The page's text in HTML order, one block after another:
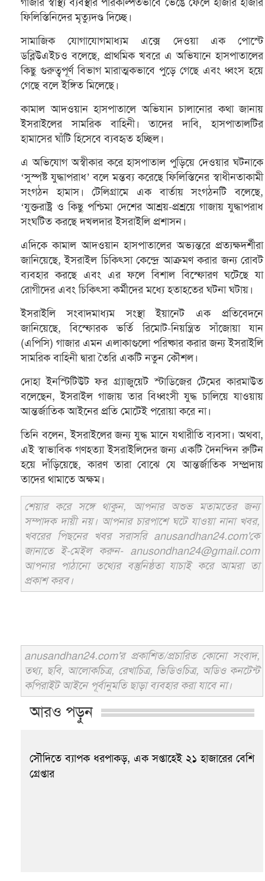
ফিলিস্তিনিদের মৃত্যুদণ্ড দিচ্ছে।
সামাজিক যোগাযোগমাধ্যম এক্সে দেওয়া এক পোস্টে
ডব্লিউএইচও বলেছে, প্রাথমিক খবরে এ অভিযানে হাসপাতালের
কিছু গুরুত্বপূর্ণ বিভাগ মারাত্মকভাবে পুড়ে গেছে এবং ধ্বংস হয়ে
গেছে বলে ইঙ্গিত মিলেছে।
কামাল আদওয়ান হাসপাতালে অভিযান চালানোর কথা জানায়
ইসরাইলের সামরিক বাহিনী। তাদের দাবি, হাসপাতালটির
হামাসের ঘাঁটি হিসেবে ব্যবহৃত হচ্ছিল।
এ অভিযোগ অস্বীকার করে হাসপাতাল পুড়িয়ে দেওয়ার ঘটনাকে
‘সুস্পষ্ট যুদ্ধাপরাধ’ বলে মন্তব্য করেছে ফিলিস্তিনের স্বাধীনতাকামী
সংগঠন হামাস। টেলিগ্রামে এক বার্তায় সংগঠনটি বলেছে,
‘যুক্তরাষ্ট্র ও কিছু পশ্চিমা দেশের আশ্রয়-প্রশ্রয়ে গাজায় যুদ্ধাপরাধ
সংঘটিত করছে দখলদার ইসরাইলি প্রশাসন।
এদিকে কামাল আদওয়ান হাসপাতালের অভ্যন্তরে প্রত্যক্ষদর্শীরা
জানিয়েছে, ইসরাইল চিকিৎসা কেন্দ্রে আক্রমণ করার জন্য রোবট
ব্যবহার করছে এবং এর ফলে বিশাল বিস্ফোরণ ঘটেছে যা
রোগীদের এবং চিকিৎসা কর্মীদের মধ্যে হতাহতের ঘটনা ঘটায়।
ইসরাইলি সংবাদমাধ্যম সংস্থা ইয়ানেট এক প্রতিবেদনে
জানিয়েছে, বিস্ফোরক ভর্তি রিমোট-নিয়ন্ত্রিত সাঁজোয়া যান
(এপিসি) গাজার এমন এলাকাগুলো পরিষ্কার করার জন্য ইসরাইলি
সামরিক বাহিনী দ্বারা তৈরি একটি নতুন কৌশল।
দোহা ইনস্টিটিউট ফর গ্র্যাজুয়েট স্টাডিজের টেমের কারমাউত
বলেছেন, ইসরাইল গাজায় তার বিধ্বংসী যুদ্ধ চালিয়ে যাওয়ায়
আন্তর্জাতিক আইনের প্রতি মোটেই পরোয়া করে না।
তিনি বলেন, ইসরাইলের জন্য যুদ্ধ মানে যথারীতি ব্যবসা। অথবা,
এই স্বাভাবিক গণহত্যা ইসরাইলিদের জন্য একটি দৈনন্দিন রুটিন
হয়ে দাঁড়িয়েছে, কারণ তারা বোঝে যে আন্তর্জাতিক সম্প্রদায়
তাদের থামাতে অক্ষম।
শেয়ার করে সঙ্গে থাকুন, আপনার অশুভ মতামতের জন্য
সম্পাদক দায়ী নয়। আপনার চারপাশে ঘটে যাওয়া নানা খবর,
খবরের পিছনের খবর সরাসরি anusandhan24.com'কে
জানাতে ই-মেইল করুন- anusondhan24@gmail.com
আপনার পাঠানো তথ্যের বস্তুনিষ্ঠতা যাচাই করে আমরা তা
প্রকাশ করব।
anusandhan24.com'র প্রকাশিত/প্রচারিত কোনো সংবাদ,
তথ্য, ছবি, আলোকচিত্র, রেখাচিত্র, ভিডিওচিত্র, অডিও কনটেন্ট
কপিরাইট আইনে পূর্বানুমতি ছাড়া ব্যবহার করা যাবে না।
আরও পড়ুন
সৌদিতে ব্যাপক ধরপাকড়, এক সপ্তাহেই ২১ হাজারের বেশি
গ্রেপ্তার